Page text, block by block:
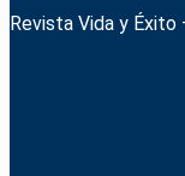
Revista Vida y